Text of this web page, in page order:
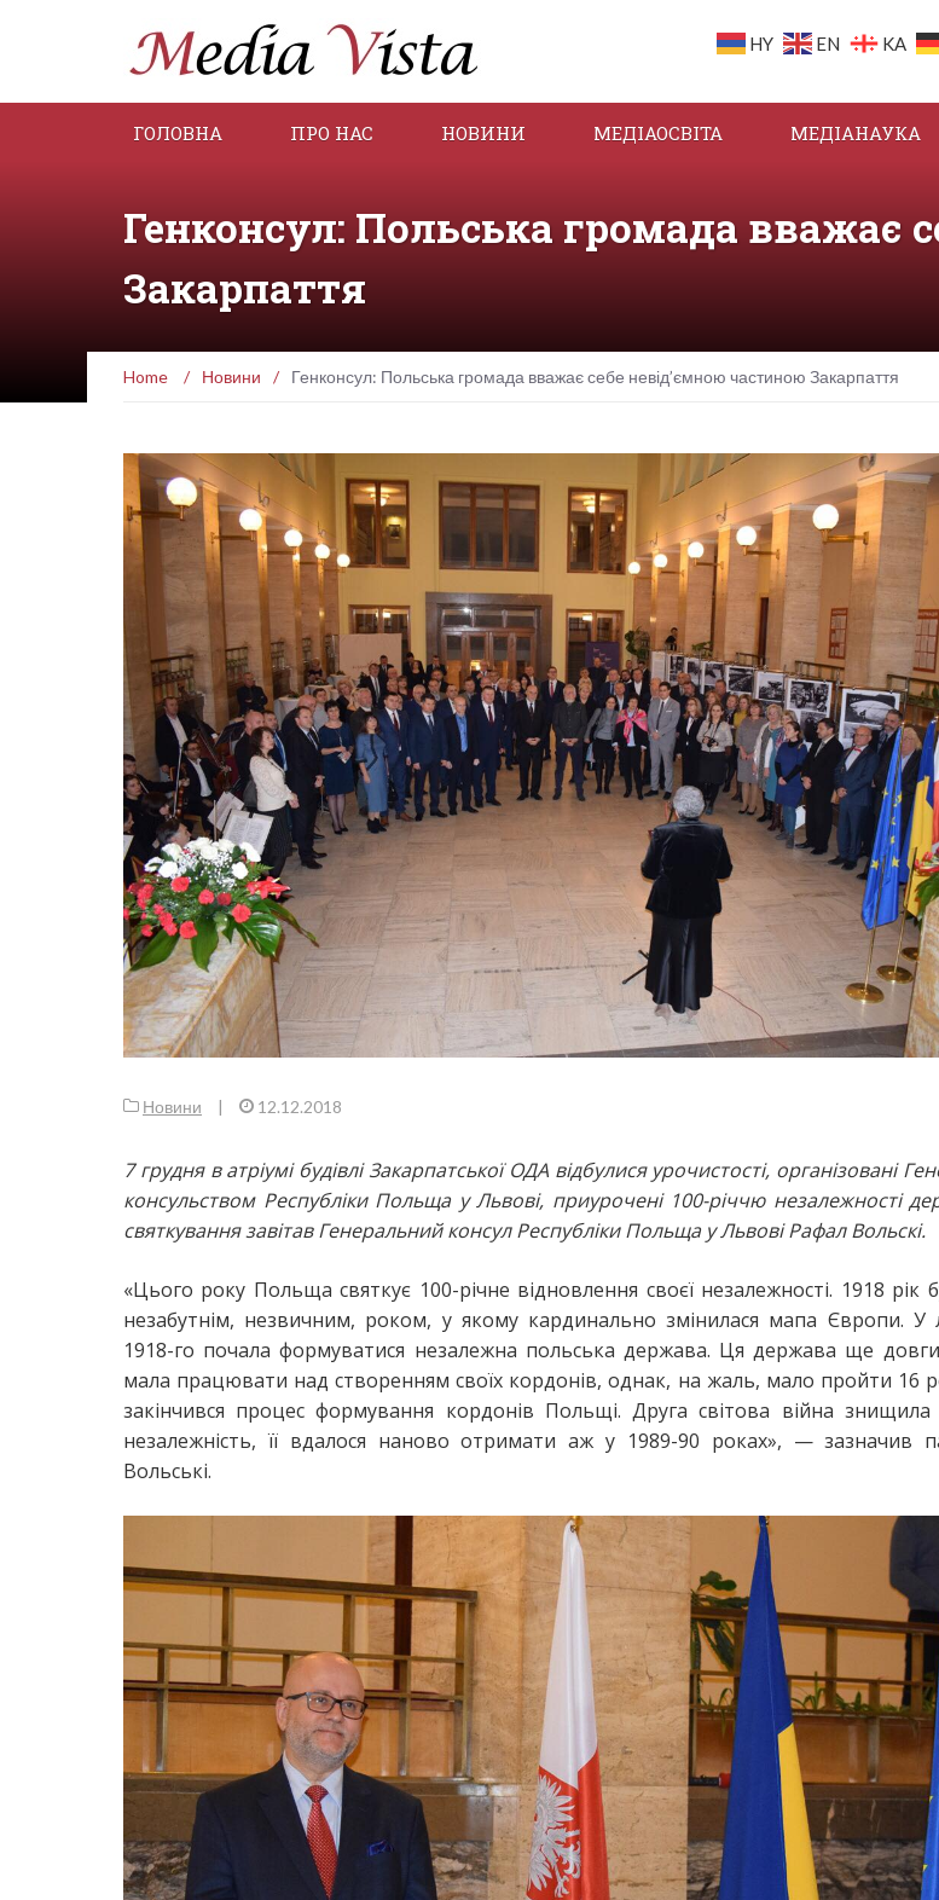
HY EN KA
ГОЛОВНА ПРО НАС НОВИНИ МЕДІАОСВІТА МЕДІАНАУКА
Генконсул: Польська громада вважає
Закарпаття
Home / Новини / Генконсул: Польська громада вважає себе невід’ємною частиною Закарпаття
Новини | 12.12.2018
7 грудня в атріумі будівлі Закарпатської ОДА відбулися урочистості, організовані
консульством Республіки Польща у Львові, приурочені 100-річчю незалежності
святкування завітав Генеральний консул Республіки Польща у Львові Рафал Вольскі.
«Цього року Польща святкує 100-річне відновлення своєї незалежності. 1918 рік
незабутнім, незвичним, роком, у якому кардинально змінилася мапа Європи. У
1918-го почала формуватися незалежна польська держава. Ця держава ще
мала працювати над створенням своїх кордонів, однак, на жаль, мало пройти 16
закінчився процес формування кордонів Польщі. Друга світова війна знищила
незалежність, її вдалося наново отримати аж у 1989-90 роках», — зазначив
Вольські.